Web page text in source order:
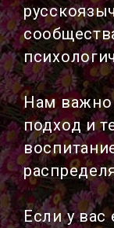
Нам важно
подход и
Если у